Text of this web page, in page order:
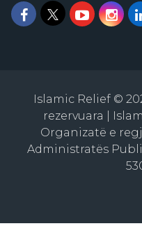
Islamic Relief ©
rezervuara |
Organizatë e
Administratës